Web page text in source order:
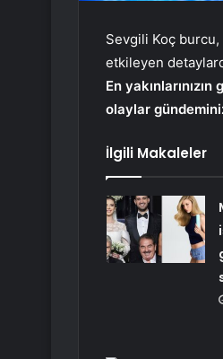
Sevgili Koç burcu,
etkileyen
En
olaylar
İlgili Makaleler